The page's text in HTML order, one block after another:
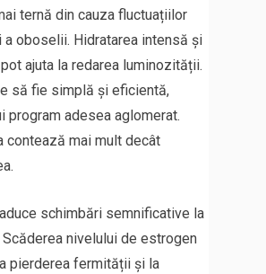
ternă din cauza fluctuațiilor
a oboselii. Hidratarea intensă și
ajuta la redarea luminozității.
să fie simplă și eficientă,
program adesea aglomerat.
contează mai mult decât
schimbări semnificative la
nivelului de estrogen
pierderea fermității și la